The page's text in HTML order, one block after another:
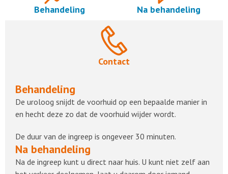
Behandeling Na behandeling
Contact
Behandeling
De uroloog snijdt de voorhuid op een bepaalde manier in
en hecht deze zo dat de voorhuid wijder wordt.
De duur van de ingreep is ongeveer 30 minuten.
Na behandeling
Na de ingreep kunt u direct naar huis. U kunt niet zelf aan